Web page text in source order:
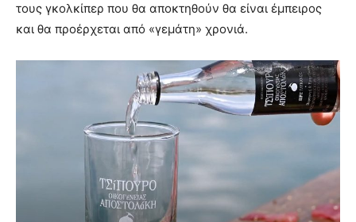
τους γκολκίπερ που θα αποκτηθούν θα είναι έμπειρος
και θα προέρχεται από «γεμάτη» χρονιά.